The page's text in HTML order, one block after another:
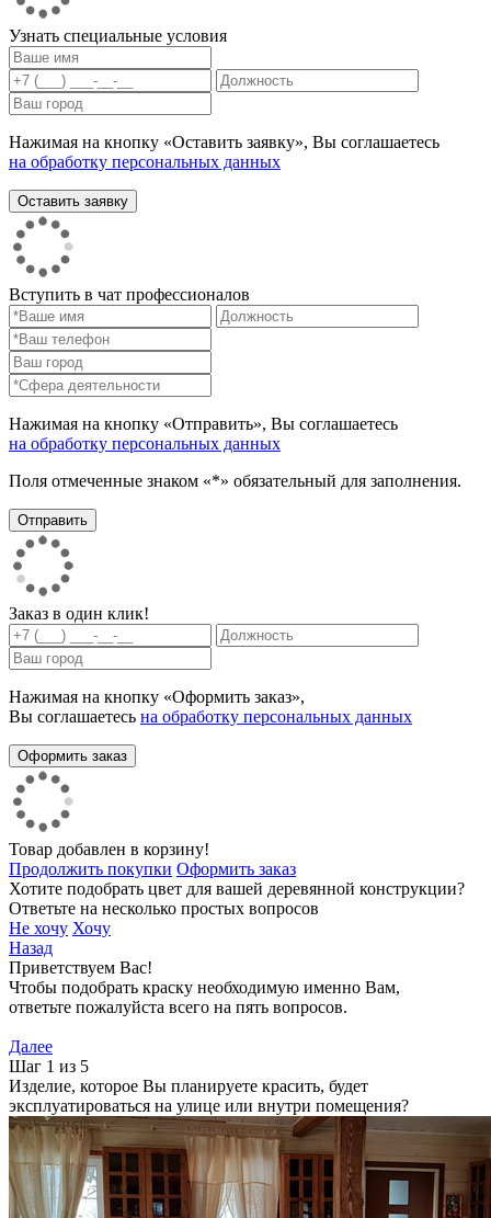
Узнать специальные условия
Нажимая на кнопку «Оставить заявку», Вы соглашаетесь
на обработку персональных данных
Вступить в чат профессионалов
Нажимая на кнопку «Отправить», Вы соглашаетесь
на обработку персональных данных
Поля отмеченные знаком «*» обязательный для заполнения.
Заказ в один клик!
Нажимая на кнопку «Оформить заказ»,
Вы соглашаетесь на обработку персональных данных
Товар добавлен в корзину!
Продолжить покупки Оформить заказ
Хотите подобрать цвет для вашей деревянной конструкции?
Ответьте на несколько простых вопросов
Не хочу Хочу
Назад
Приветствуем Вас!
Чтобы подобрать краску необходимую именно Вам,
ответьте пожалуйста всего на пять вопросов.
Далее
Шаг 1 из 5
Изделие, которое Вы планируете красить, будет
эксплуатироваться на улице или внутри помещения?